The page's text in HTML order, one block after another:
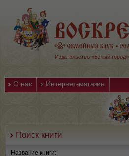
Издательство «Белый город»
О нас Интернет-магазин
Поиск книги
Название книги: